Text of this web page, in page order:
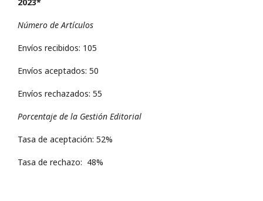
Número de Artículos
Envíos recibidos: 105
Envíos aceptados: 50
Envíos rechazados: 55
Porcentaje de la Gestión Editorial
Tasa de aceptación: 52%
Tasa de rechazo: 48%